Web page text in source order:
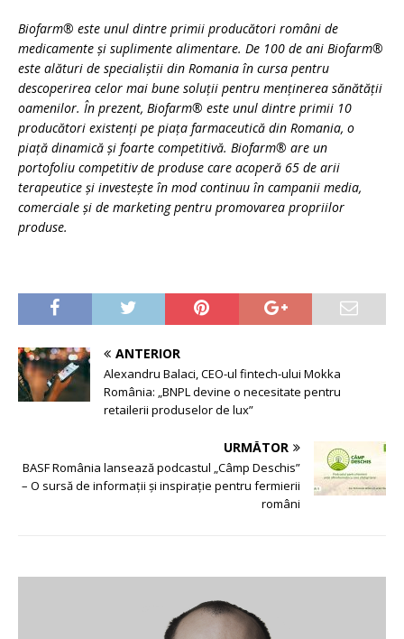
Biofarm® este unul dintre primii producători români de
medicamente și suplimente alimentare. De 100 de ani Biofarm®
este alături de specialiștii din Romania în cursa pentru
descoperirea celor mai bune soluții pentru menținerea sănătății
oamenilor. În prezent, Biofarm® este unul dintre primii 10
producători existenți pe piața farmaceutică din Romania, o
piață dinamică și foarte competitivă. Biofarm® are un
portofoliu competitiv de produse care acoperă 65 de arii
terapeutice și investește în mod continuu în campanii media,
comerciale și de marketing pentru promovarea propriilor
produse.
ANTERIOR
Alexandru Balaci, CEO-ul fintech-ului Mokka
România: „BNPL devine o necesitate pentru
retailerii produselor de lux”
URMĂTOR
BASF România lansează podcastul „Câmp Deschis”
– O sursă de informații și inspirație pentru fermierii
români